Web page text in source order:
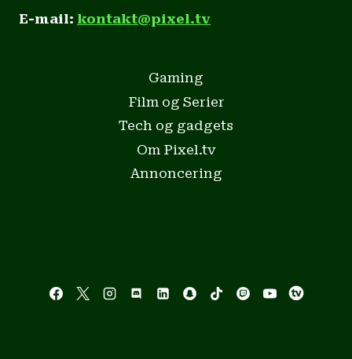
E-mail: kontakt@pixel.tv
Gaming
Film og Serier
Tech og gadgets
Om Pixel.tv
Annoncering